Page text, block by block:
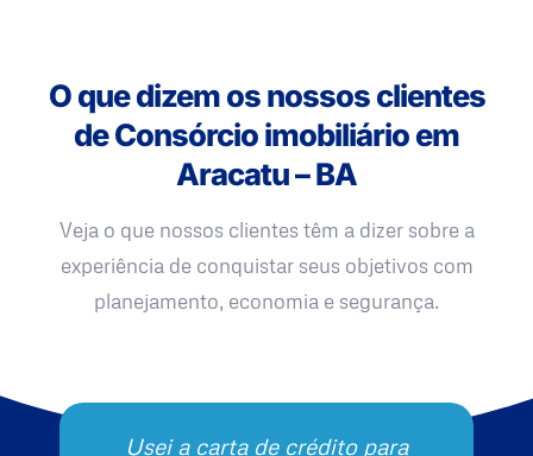
O que dizem os nossos clientes
de Consórcio imobiliário em
Aracatu – BA
Veja o que nossos clientes têm a dizer sobre a
experiência de conquistar seus objetivos com
planejamento, economia e segurança.
Usei a carta de crédito para